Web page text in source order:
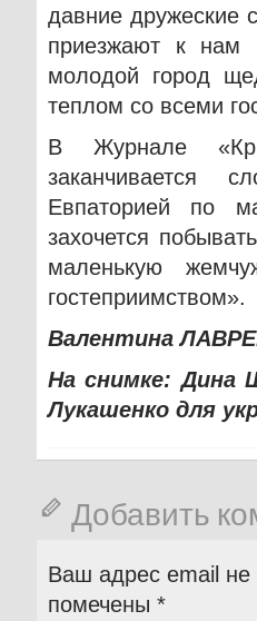
давние дружеские
приезжают к нам
молодой город
теплом со всеми
В Журнале
заканчивается
Евпаторией по
захочется
маленькую
гостеприимством».
Валентина
На снимке: Дина
Лукашенко для
Добавить
Ваш адрес email не
помечены *